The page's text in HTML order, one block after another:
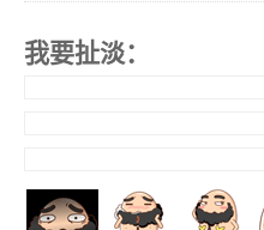
我要扯淡：